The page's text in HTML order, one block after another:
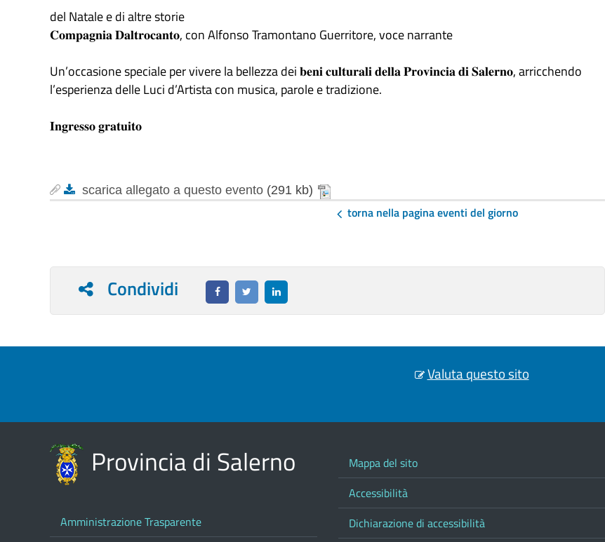
del Natale e di altre storie
𝐂𝐨𝐦𝐩𝐚𝐠𝐧𝐢𝐚 𝐃𝐚𝐥𝐭𝐫𝐨𝐜𝐚𝐧𝐭𝐨, con Alfonso Tramontano Guerritore, voce narrante
Un’occasione speciale per vivere la bellezza dei 𝐛𝐞𝐧𝐢 𝐜𝐮𝐥𝐭𝐮𝐫𝐚𝐥𝐢 𝐝𝐞𝐥𝐥𝐚 𝐏𝐫𝐨𝐯𝐢𝐧𝐜𝐢𝐚 𝐝𝐢 𝐒𝐚𝐥𝐞𝐫𝐧𝐨, arricchendo
l’esperienza delle Luci d’Artista con musica, parole e tradizione.
𝐈𝐧𝐠𝐫𝐞𝐬𝐬𝐨 𝐠𝐫𝐚𝐭𝐮𝐢𝐭𝐨
scarica allegato a questo evento (291 kb)
torna nella pagina eventi del giorno
Condividi
Valuta questo sito
Provincia di Salerno
Amministrazione Trasparente
Mappa del sito
Accessibilità
Dichiarazione di accessibilità